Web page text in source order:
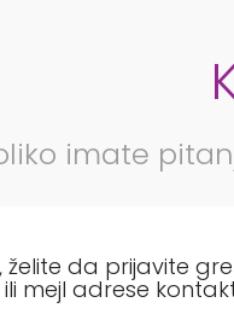
imate
da prijavite
mejl adrese